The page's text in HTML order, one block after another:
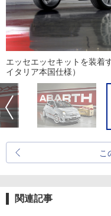
エッセエッセキットを装着
イタリア本国仕様）
こ
関連記事